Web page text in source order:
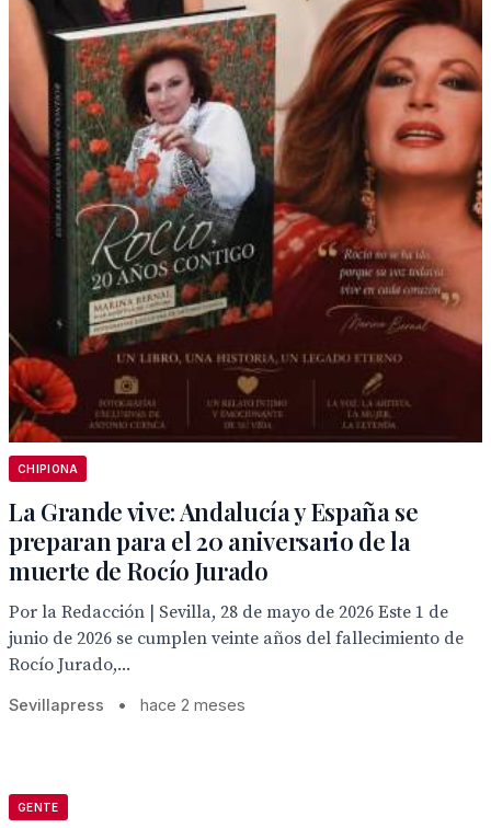
CHIPIONA
La Grande vive: Andalucía y España se
preparan para el 20 aniversario de la
muerte de Rocío Jurado
Por la Redacción | Sevilla, 28 de mayo de 2026 Este 1 de
junio de 2026 se cumplen veinte años del fallecimiento de
Rocío Jurado,...
Sevillapress • hace 2 meses
GENTE